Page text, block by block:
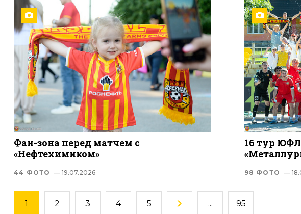
Фан-зона перед матчем с
«Нефтехимиком»
44 ФОТО — 19.07.2026
16 тур
98 ФОТО —
1 2 3 4 5 ... 95